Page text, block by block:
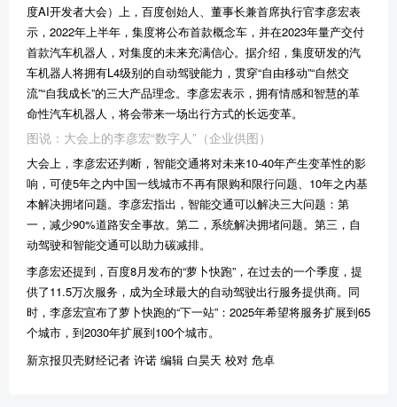
度AI开发者大会）上，百度创始人、董事长兼首席执行官李彦宏表
示，2022年上半年，集度将公布首款概念车，并在2023年量产交付
首款汽车机器人，对集度的未来充满信心。据介绍，集度研发的汽
车机器人将拥有L4级别的自动驾驶能力，贯穿“自由移动”“自然交
流”“自我成长”的三大产品理念。李彦宏表示，拥有情感和智慧的革
命性汽车机器人，将会带来一场出行方式的长远变革。
图说：大会上的李彦宏“数字人”（企业供图）
大会上，李彦宏还判断，智能交通将对未来10-40年产生变革性的影
响，可使5年之内中国一线城市不再有限购和限行问题、10年之内基
本解决拥堵问题。李彦宏指出，智能交通可以解决三大问题：第
一，减少90%道路安全事故。第二，系统解决拥堵问题。第三，自
动驾驶和智能交通可以助力碳减排。
李彦宏还提到，百度8月发布的“萝卜快跑”，在过去的一个季度，提
供了11.5万次服务，成为全球最大的自动驾驶出行服务提供商。同
时，李彦宏宣布了萝卜快跑的“下一站”：2025年希望将服务扩展到65
个城市，到2030年扩展到100个城市。
新京报贝壳财经记者 许诺 编辑 白昊天 校对 危卓